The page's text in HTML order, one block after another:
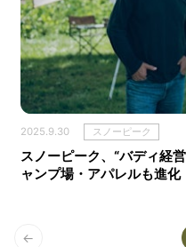
2025.9.30 スノーピーク
スノーピーク、“バディ経
ャンプ場・アパレルも進化
←